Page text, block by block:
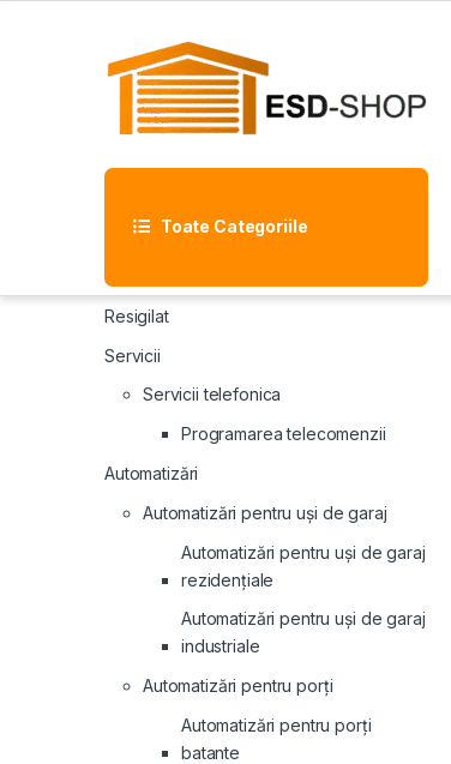
Toate Categoriile
Resigilat
Servicii
Servicii telefonica
Programarea telecomenzii
Automatizări
Automatizări pentru uși de garaj
Automatizări pentru uși de garaj
rezidențiale
Automatizări pentru uși de garaj
industriale
Automatizări pentru porți
Automatizări pentru porți
batante